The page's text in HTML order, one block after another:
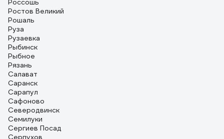
Россошь
Ростов Великий
Рошаль
Руза
Рузаевка
Рыбинск
Рыбное
Рязань
Салават
Саранск
Сарапул
Сафоново
Северодвинск
Семилуки
Сергиев Посад
Серпухов